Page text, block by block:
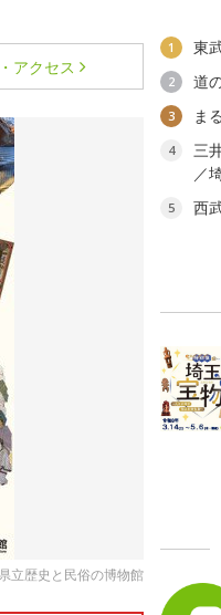
アクセス
立歴史と民俗の博物館
1 東
2 道
3 ま
4
三
／
5
西